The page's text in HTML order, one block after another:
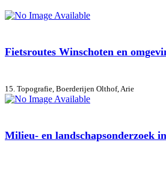
Fietsroutes Winschoten en
15. Topografie, Boerderijen Olthof, Arie
Milieu- en landschapsonderzoek